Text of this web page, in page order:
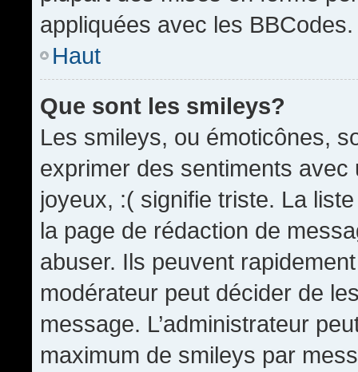
appliquées avec les BBCodes.
Haut
Que sont les smileys?
Les smileys, ou émoticônes,
exprimer des sentiments
joyeux, :( signifie triste. La
la page de rédaction de
abuser. Ils peuvent
modérateur peut décider de
message. L’administrateur
maximum de smileys par